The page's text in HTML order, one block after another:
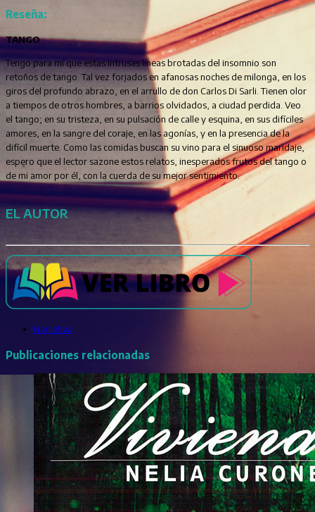
Reseña:
TANGO
Tengo para mí que estas intrusas líneas brotadas del insomnio son
retoños de tango. Tal vez forjados en afanosas noches de milonga, en los
giros del profundo abrazo, en el arrullo de don Carlos Di Sarli. Tienen olor
a tiempos de otros hombres, a barrios olvidados, a ciudad perdida. Veo
el tango; en su tristeza, en su pulsación de calle y esquina, en sus difíciles
amores, en la sangre del coraje, en las agonías, y en la presencia de la
difícil muerte. Como las comidas buscan su vino para el sinuoso maridaje,
espero que el lector sazone estos relatos, inesperados frutos del tango o
de mi amor por él, con la cuerda de su mejor sentimiento.
EL AUTOR
Narrativa
Publicaciones relacionadas